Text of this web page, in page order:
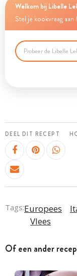
Welkom bij Libelle
Stel je kookvraag aan
DEEL DIT RECEPT
Tags:Europees
Vlees
Of een ander